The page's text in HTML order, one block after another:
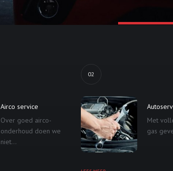
Airco service
Over goed airco-
onderhoud doen we
niet...
02
Met
gas